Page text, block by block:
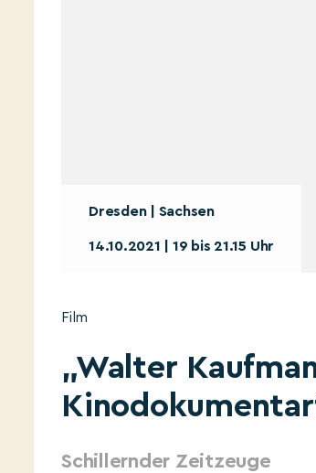
Dresden | Sachsen
14.10.2021 | 19 bis 21.15 Uhr
Film
„Walter
Schillernder Zeitzeuge